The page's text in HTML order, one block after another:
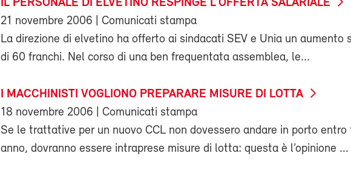
IL PERSONALE DI ELVETINO RESPINGE L’OFFERTA SALARIALE
21 novembre 2006 | Comunicati stampa
La direzione di elvetino ha offerto ai sindacati SEV e Unia un aumento
di 60 franchi. Nel corso di una ben frequentata assemblea, le...
I MACCHINISTI VOGLIONO PREPARARE MISURE DI LOTTA
18 novembre 2006 | Comunicati stampa
Se le trattative per un nuovo CCL non dovessero andare in porto entro
anno, dovranno essere intraprese misure di lotta: questa è l’opinione ...